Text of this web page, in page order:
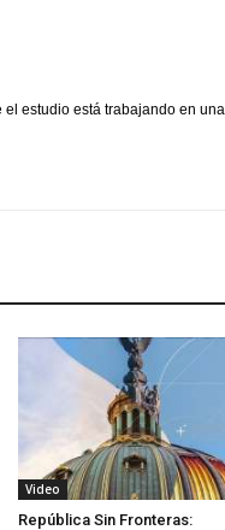
estudio está trabajando en una
Video
República Sin Fronteras: